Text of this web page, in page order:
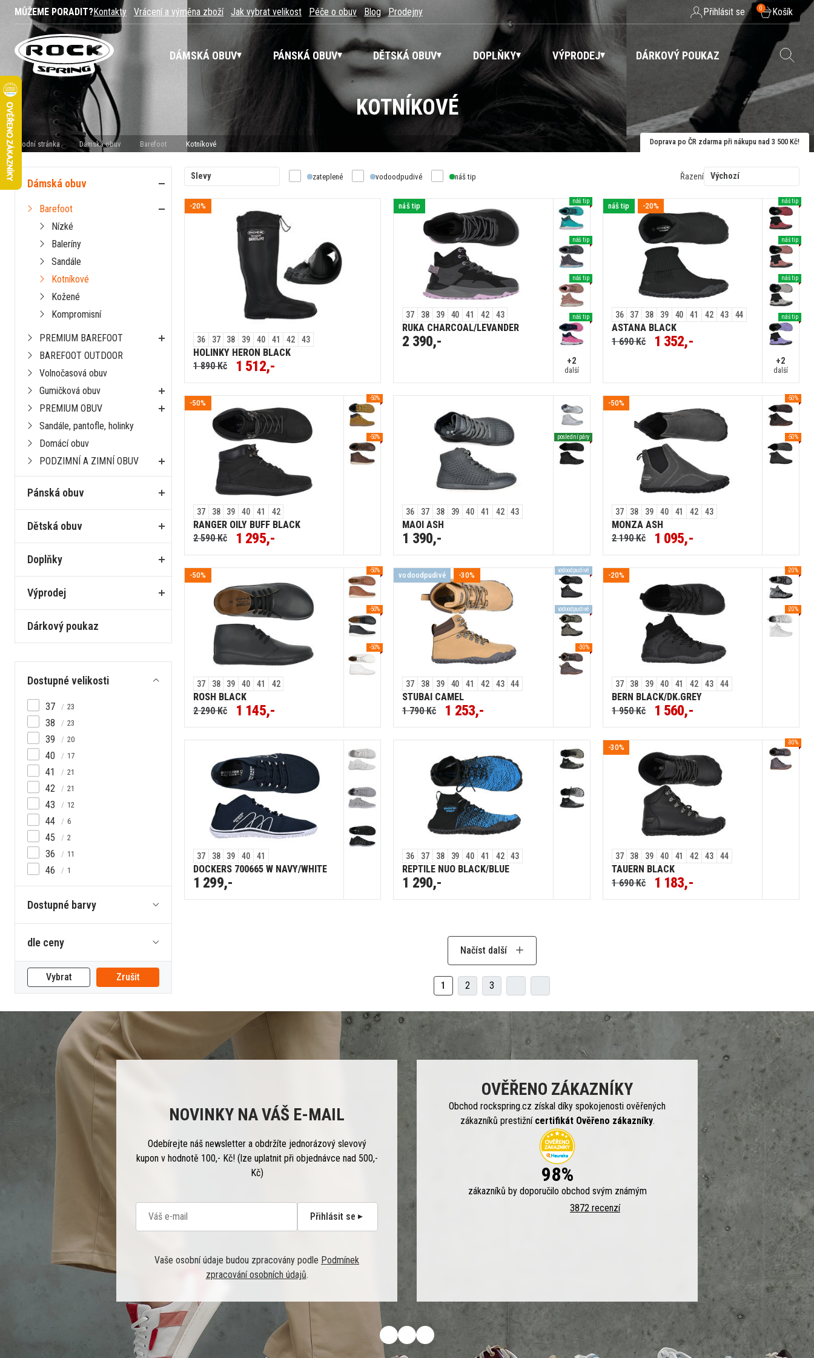
MŮŽEME PORADIT?Kontakty Vrácení a výměna zboží Jak vybrat velikost Péče o obuv Blog Prodejny Přihlásit se 0 Košík
DÁMSKÁ OBUV PÁNSKÁ OBUV DĚTSKÁ OBUV DOPLŇKY VÝPRODEJ DÁRKOVÝ POUKAZ
KOTNÍKOVÉ
Úvodní stránka Dámská obuv Barefoot Kotníkové Doprava po ČR zdarma při nákupu nad 3 500 Kč!
Slevy zateplené vodoodpudivé náš tip Řazení Výchozí
-20%
36 37 38 39 40 41 42 43
HOLINKY HERON BLACK
1 890 Kč
1 512,-
náš tip
37 38 39 40 41 42 43
RUKA CHARCOAL/LEVANDER
2 390,-
náš tip
náš tip
náš tip
náš tip
+2
další
náš tip -20%
36 37 38 39 40 41 42 43 44
ASTANA BLACK
1 690 Kč
1 352,-
náš tip
náš tip
náš tip
náš tip
+2
další
-50%
37 38 39 40 41 42
RANGER OILY BUFF BLACK
2 590 Kč
1 295,-
-50%
-50%
36 37 38 39 40 41 42 43
MAOI ASH
1 390,-
poslední páry
-50%
37 38 39 40 41 42 43
MONZA ASH
2 190 Kč
1 095,-
-50%
-50%
-50%
37 38 39 40 41 42
ROSH BLACK
2 290 Kč
1 145,-
-50%
-50%
-50%
vodoodpudivé -30%
37 38 39 40 41 42 43 44
STUBAI CAMEL
1 790 Kč
1 253,-
vodoodpudivé
vodoodpudivé
-30%
-20%
37 38 39 40 41 42 43 44
BERN BLACK/DK.GREY
1 950 Kč
1 560,-
-20%
-20%
37 38 39 40 41
DOCKERS 700665 W NAVY/WHITE
1 299,-
36 37 38 39 40 41 42 43
REPTILE NUO BLACK/BLUE
1 290,-
-30%
37 38 39 40 41 42 43 44
TAUERN BLACK
1 690 Kč
1 183,-
-30%
Načíst další
1 2 3
Dámská obuv
Barefoot
Nízké
Baleríny
Sandále
Kotníkové
Kožené
Kompromisní
PREMIUM BAREFOOT
BAREFOOT OUTDOOR
Volnočasová obuv
Gumičková obuv
PREMIUM OBUV
Sandále, pantofle, holinky
Domácí obuv
PODZIMNÍ A ZIMNÍ OBUV
Pánská obuv
Dětská obuv
Doplňky
Výprodej
Dárkový poukaz
Dostupné velikosti
37 23
38 23
39 20
40 17
41 21
42 21
43 12
44 6
45 2
36 11
46 1
Dostupné barvy
dle ceny
Vybrat Zrušit
NOVINKY NA VÁŠ E-MAIL
Odebírejte náš newsletter a obdržíte jednorázový slevový
kupon v hodnotě 100,- Kč! (lze uplatnit při objednávce nad 500,-
Kč)
Přihlásit se
Vaše osobní údaje budou zpracovány podle Podmínek
zpracování osobních údajů.
OVĚŘENO ZÁKAZNÍKY
Obchod rockspring.cz získal díky spokojenosti ověřených
zákazníků prestižní certifikát Ověřeno zákazníky.
98%
zákazníků by doporučilo obchod svým známým
3872 recenzí